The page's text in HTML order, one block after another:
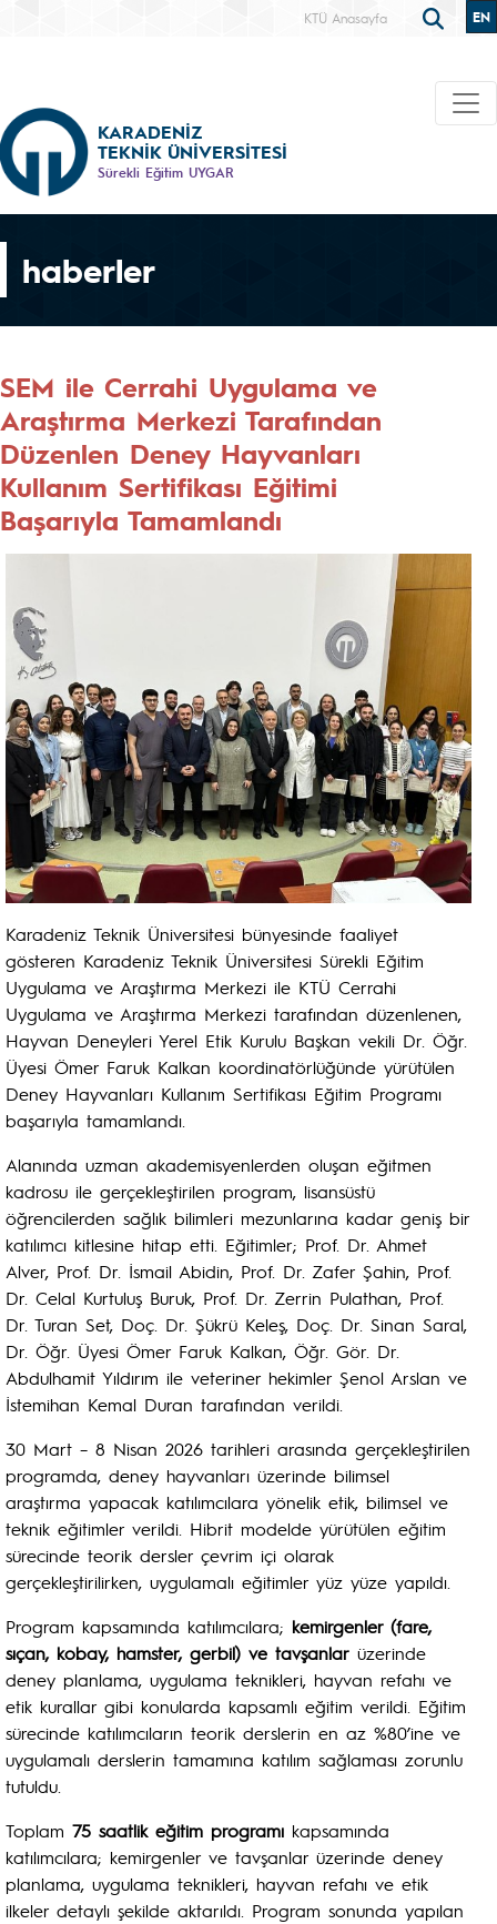
KTÜ Anasayfa EN
KARADENİZ
TEKNİK ÜNİVERSİTESİ
Sürekli Eğitim UYGAR
haberler
SEM ile Cerrahi Uygulama ve
Araştırma Merkezi Tarafından
Düzenlen Deney Hayvanları
Kullanım Sertifikası Eğitimi
Başarıyla Tamamlandı
Karadeniz Teknik Üniversitesi bünyesinde faaliyet
gösteren Karadeniz Teknik Üniversitesi Sürekli Eğitim
Uygulama ve Araştırma Merkezi ile KTÜ Cerrahi
Uygulama ve Araştırma Merkezi tarafından düzenlenen,
Hayvan Deneyleri Yerel Etik Kurulu Başkan vekili Dr. Öğr.
Üyesi Ömer Faruk Kalkan koordinatörlüğünde yürütülen
Deney Hayvanları Kullanım Sertifikası Eğitim Programı
başarıyla tamamlandı.
Alanında uzman akademisyenlerden oluşan eğitmen
kadrosu ile gerçekleştirilen program, lisansüstü
öğrencilerden sağlık bilimleri mezunlarına kadar geniş bir
katılımcı kitlesine hitap etti. Eğitimler; Prof. Dr. Ahmet
Alver, Prof. Dr. İsmail Abidin, Prof. Dr. Zafer Şahin, Prof.
Dr. Celal Kurtuluş Buruk, Prof. Dr. Zerrin Pulathan, Prof.
Dr. Turan Set, Doç. Dr. Şükrü Keleş, Doç. Dr. Sinan Saral,
Dr. Öğr. Üyesi Ömer Faruk Kalkan, Öğr. Gör. Dr.
Abdulhamit Yıldırım ile veteriner hekimler Şenol Arslan ve
İstemihan Kemal Duran tarafından verildi.
30 Mart – 8 Nisan 2026 tarihleri arasında gerçekleştirilen
programda, deney hayvanları üzerinde bilimsel
araştırma yapacak katılımcılara yönelik etik, bilimsel ve
teknik eğitimler verildi. Hibrit modelde yürütülen eğitim
sürecinde teorik dersler çevrim içi olarak
gerçekleştirilirken, uygulamalı eğitimler yüz yüze yapıldı.
Program kapsamında katılımcılara; kemirgenler (fare,
sıçan, kobay, hamster, gerbil) ve tavşanlar üzerinde
deney planlama, uygulama teknikleri, hayvan refahı ve
etik kurallar gibi konularda kapsamlı eğitim verildi. Eğitim
sürecinde katılımcıların teorik derslerin en az %80’ine ve
uygulamalı derslerin tamamına katılım sağlaması zorunlu
tutuldu.
Toplam 75 saatlik eğitim programı kapsamında
katılımcılara; kemirgenler ve tavşanlar üzerinde deney
planlama, uygulama teknikleri, hayvan refahı ve etik
ilkeler detaylı şekilde aktarıldı. Program sonunda yapılan